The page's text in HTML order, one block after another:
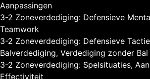
Aanpassingen
3-2 Zoneverdediging: Defensieve
Teamwork
3-2 Zoneverdediging: Defensieve
Balverdediging, Verdediging zonder Bal
3-2 Zoneverdediging: Spelsituaties,
Effectiviteit